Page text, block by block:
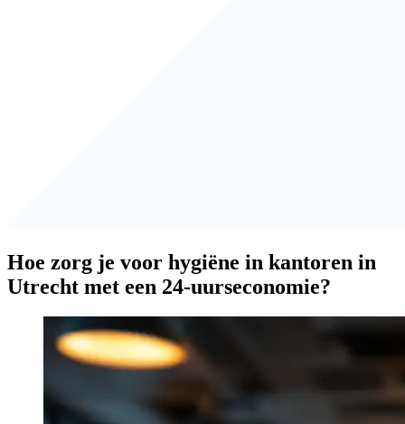
Hoe zorg je voor hygiëne in kantoren in
Utrecht met een 24-uurseconomie?